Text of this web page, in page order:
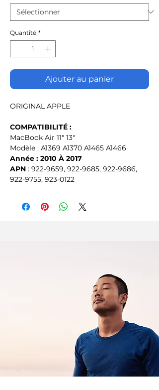
Quantité *
Ajouter au panier
ORIGINAL APPLE
COMPATIBILITÉ :
MacBook Air 11" 13"
Modèle : A1369 A1370 A1465 A1466
Année : 2010 À 2017
APN : 922-9659, 922-9685, 922-9686,
922-9755, 923-0122